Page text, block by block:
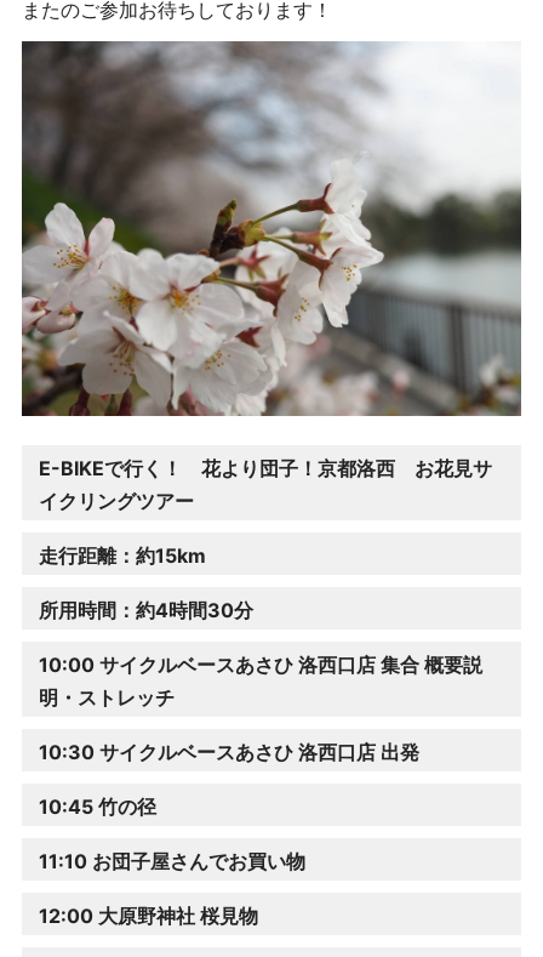
またのご参加お待ちしております！
E-BIKEで行く！ 花より団子！京都洛西 お花見サ
イクリングツアー
走行距離：約15km
所用時間：約4時間30分
10:00 サイクルベースあさひ 洛西口店 集合 概要説
明・ストレッチ
10:30 サイクルベースあさひ 洛西口店 出発
10:45 竹の径
11:10 お団子屋さんでお買い物
12:00 大原野神社 桜見物